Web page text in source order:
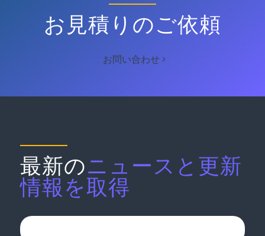
お見積りのご依頼
お問い合わせ
最新のニュースと更新
情報を取得